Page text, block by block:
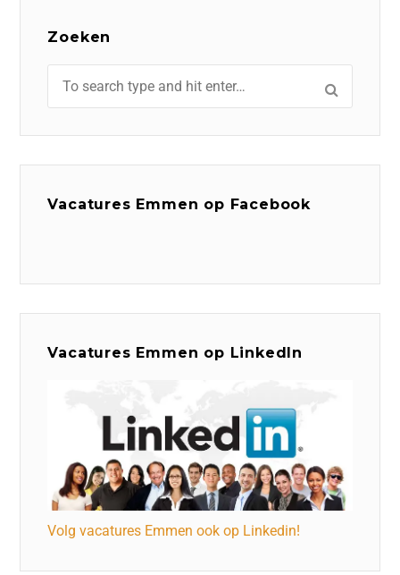
Zoeken
Vacatures Emmen op Facebook
Vacatures Emmen op LinkedIn
Volg vacatures Emmen ook op Linkedin!